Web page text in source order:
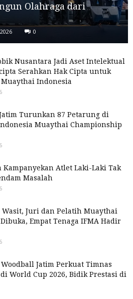
Olahraga dari
0
Nusantara Jadi Aset Intelektual
Serahkan Hak Cipta untuk
Indonesia
Turunkan 87 Petarung di
Muaythai Championship
Kampanyekan Atlet Laki-Laki Tak
Masalah
Wasit, Juri dan Pelatih Muaythai
Empat Tenaga IFMA Hadir
Jatim Perkuat Timnas
World Cup 2026, Bidik Prestasi di